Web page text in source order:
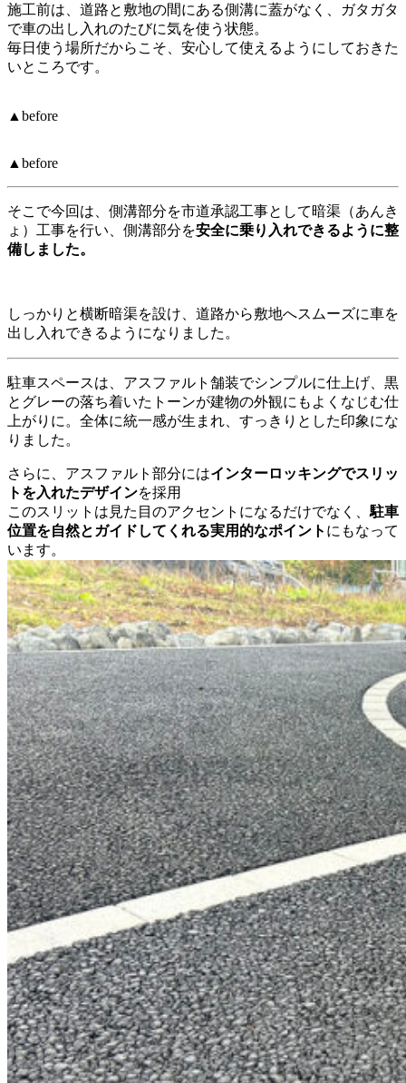
施工前は、道路と敷地の間にある側溝に蓋がなく、ガタガタ
で車の出し入れのたびに気を使う状態。
毎日使う場所だからこそ、安心して使えるようにしておきた
いところです。
▲before
▲before
そこで今回は、側溝部分を市道承認工事として暗渠（あんき
ょ）工事を行い、側溝部分を安全に乗り入れできるように整
備しました。
しっかりと横断暗渠を設け、道路から敷地へスムーズに車を
出し入れできるようになりました。
駐車スペースは、アスファルト舗装でシンプルに仕上げ、黒
とグレーの落ち着いたトーンが建物の外観にもよくなじむ仕
上がりに。全体に統一感が生まれ、すっきりとした印象にな
りました。
さらに、アスファルト部分にはインターロッキングでスリッ
トを入れたデザインを採用
このスリットは見た目のアクセントになるだけでなく、 駐車
位置を自然とガイドしてくれる実用的なポイント にもなって
います。